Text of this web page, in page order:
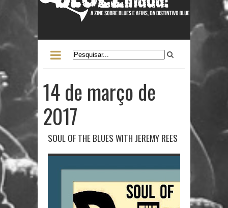
14 de março de
2017
SOUL OF THE BLUES WITH JEREMY REES